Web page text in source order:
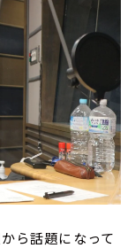
ら話題になって